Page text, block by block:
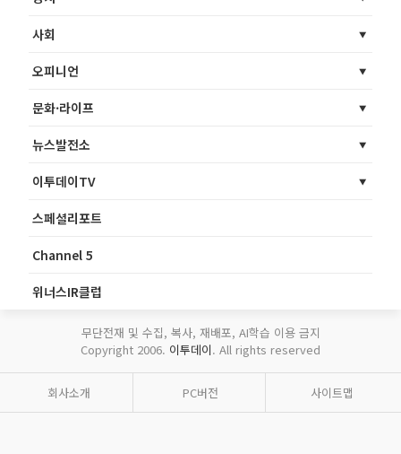
사회
오피니언
문화·라이프
뉴스발전소
이투데이TV
스페셜리포트
Channel 5
위너스IR클럽
무단전재 및 수집, 복사, 재배포, AI학습 이용 금지
Copyright 2006. 이투데이. All rights reserved
회사소개 PC버전 사이트맵